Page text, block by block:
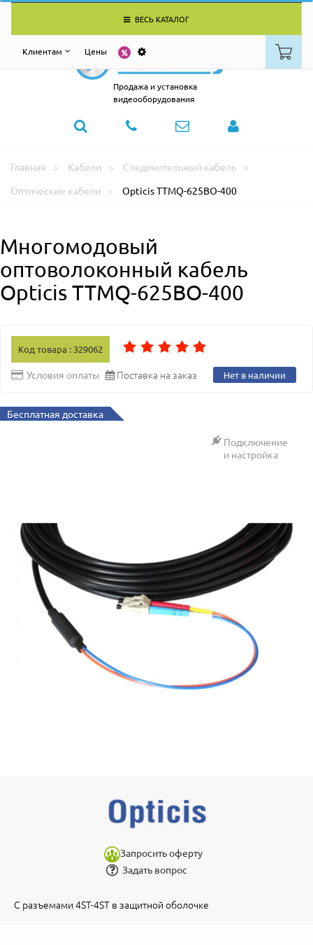
ВЕСЬ КАТАЛОГ
Клиентам Цены
Продажа и установка
видеооборудования
Главная Кабели
Соединительный кабель
Оптические кабели
Opticis TTMQ-625BO-400
Многомодовый
оптоволоконный кабель
Opticis TTMQ-625BO-400
Код товара : 329062
Условия оплаты Поставка на заказ Нет в наличии
Бесплатная доставка
Подключение
и настройка
Запросить оферту
Задать вопрос
С разъемами 4ST-4ST в защитной оболочке